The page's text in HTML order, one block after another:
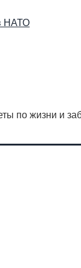
НАТО
по жизни и